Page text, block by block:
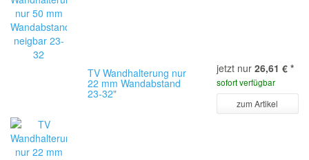
TV Wandhalterung nur
22 mm Wandabstand
23-32"
jetzt nur 26,61 € *
sofort verfügbar
zum Artikel